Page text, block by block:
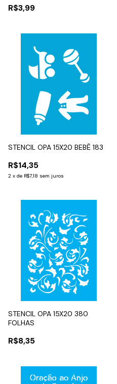
R$3,99
STENCIL OPA 15X20 BEBÊ 183
R$14,35
2 x de R$7,18 sem juros
STENCIL OPA 15X20 380
FOLHAS
R$8,35